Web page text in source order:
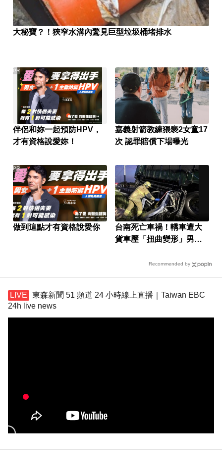
大秘寶？！狹窄水溝內驚見巨型垃圾桶堵排水
伴侶和妳一起預防HPV，
才有資格說愛妳！
PR
嘉義射箭教練猥褻2女童17
次 認罪賠償下場曝光
做到這點才有資格說愛你
PR
台南死亡車禍！轎車遭大
貨車壓「扭曲變形」男駕
Recommended by
東森新聞 51 頻道 24 小時線上直播｜Taiwan EBC
24h live news